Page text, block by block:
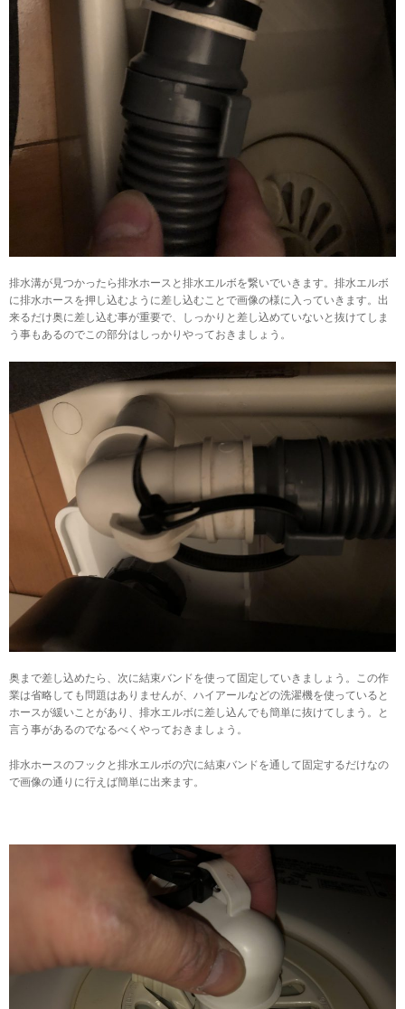
排水溝が見つかったら排水ホースと排水エルボを繋いでいきます。排水エルボ
に排水ホースを押し込むように差し込むことで画像の様に入っていきます。出
来るだけ奥に差し込む事が重要で、しっかりと差し込めていないと抜けてしま
う事もあるのでこの部分はしっかりやっておきましょう。
奥まで差し込めたら、次に結束バンドを使って固定していきましょう。この作
業は省略しても問題はありませんが、ハイアールなどの洗濯機を使っていると
ホースが緩いことがあり、排水エルボに差し込んでも簡単に抜けてしまう。と
言う事があるのでなるべくやっておきましょう。
排水ホースのフックと排水エルボの穴に結束バンドを通して固定するだけなの
で画像の通りに行えば簡単に出来ます。